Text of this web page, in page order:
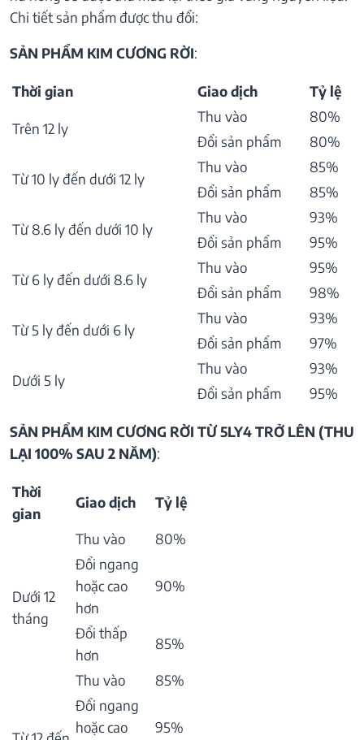
Chi tiết sản phẩm được thu đổi:
SẢN PHẨM KIM CƯƠNG RỜI:
Thời gian Giao dịch Tỷ lệ
Trên 12 ly
Thu vào
80%
Đổi sản phẩm
80%
Từ 10 ly đến dưới 12 ly
Thu vào
85%
Đổi sản phẩm
85%
Từ 8.6 ly đến dưới 10 ly
Thu vào
93%
Đổi sản phẩm
95%
Từ 6 ly đến dưới 8.6 ly
Thu vào
95%
Đổi sản phẩm
98%
Từ 5 ly đến dưới 6 ly
Thu vào
93%
Đổi sản phẩm
97%
Dưới 5 ly
Thu vào
93%
Đổi sản phẩm
95%
SẢN PHẨM KIM CƯƠNG RỜI TỪ 5LY4 TRỞ LÊN (THU
LẠI 100% SAU 2 NĂM):
Thời
gian
Giao dịch Tỷ lệ
Dưới 12
tháng
Thu vào
80%
Đổi ngang
hoặc cao
hơn
90%
Đổi thấp
hơn
85%
Thu vào
85%
Đổi ngang
hoặc cao
95%